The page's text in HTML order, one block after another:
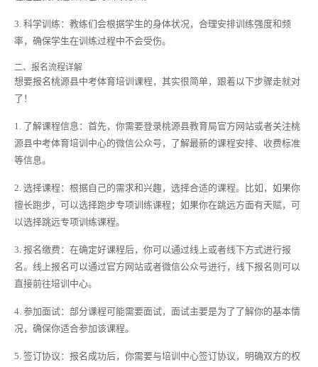
3. 科学训练：教练们会根据学生的身体状况，合理安排训练强度和频
率，确保学生在训练过程中不会受伤。
二、报名流程详解
想要报名桃源县中考体育培训课程，其实很简单，跟着以下步骤走就对
了！
1. 了解课程信息：首先，你需要登录桃源县教育局官方网站或者关注桃
源县中考体育培训中心的微信公众号，了解最新的课程安排、收费标准
等信息。
2. 选择课程：根据自己的需求和兴趣，选择合适的课程。比如，如果你
擅长跑步，可以选择跑步专项训练课程；如果你在跳远方面有天赋，可
以选择跳远专项训练课程。
3. 报名缴费：在确定好课程后，你可以通过线上或者线下方式进行报
名。线上报名可以通过官方网站或者微信公众号进行，线下报名则可以
直接前往培训中心。
4. 参加面试：部分课程可能需要面试，面试主要是为了了解你的基本情
况，确保你适合参加该课程。
5. 签订协议：报名成功后，你需要与培训中心签订协议，明确双方的权